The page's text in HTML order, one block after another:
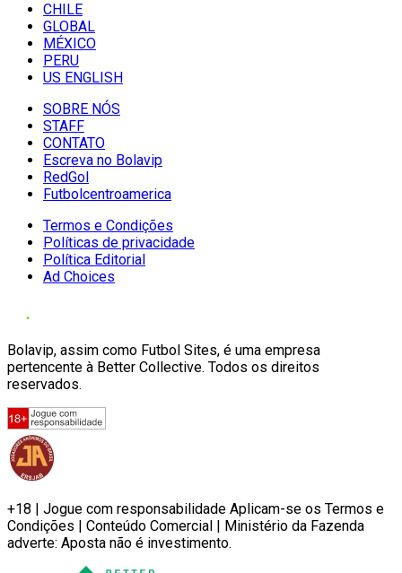
CHILE
GLOBAL
MÉXICO
PERU
US ENGLISH
SOBRE NÓS
STAFF
CONTATO
Escreva no Bolavip
RedGol
Futbolcentroamerica
Termos e Condições
Políticas de privacidade
Política Editorial
Ad Choices
Bolavip, assim como Futbol Sites, é uma empresa
pertencente à Better Collective. Todos os direitos
reservados.
+18 | Jogue com responsabilidade Aplicam-se os Termos e
Condições | Conteúdo Comercial | Ministério da Fazenda
adverte: Aposta não é investimento.